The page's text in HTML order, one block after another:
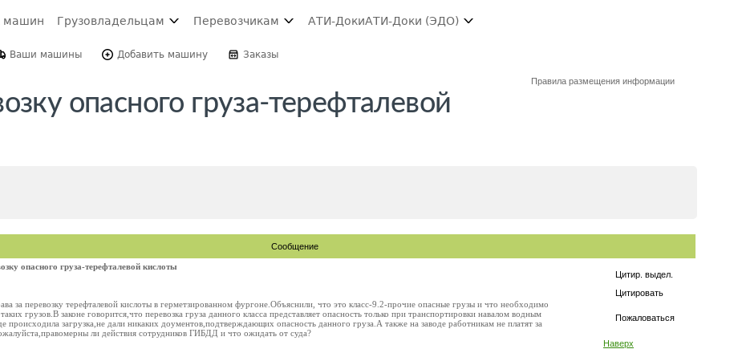
машин Грузовладельцам Перевозчикам АТИ-ДокиАТИ-Доки (ЭДО)
Ваши машины Добавить машину Заказы
Правила размещения информации
опасного груза-терефталевой
Сообщение
Цитир. выдел.
Цитировать
Пожаловаться
Наверх
опасного груза-терефталевой кислоты
за перевозку терефталевой кислоты в герметзированном фургоне.Объяснили, что это класс-9.2-прочие опасные грузы и что необходимо
грузов.В законе говорится,что перевозка груза данного класса представляет опасность только при транспортировки навалом водным
происходила загрузка,не дали никаких доументов,подтверждающих опасность данного груза.А также на заводе работникам не платят за
ли действия сотрудников ГИБДД и что ожидать от суда?